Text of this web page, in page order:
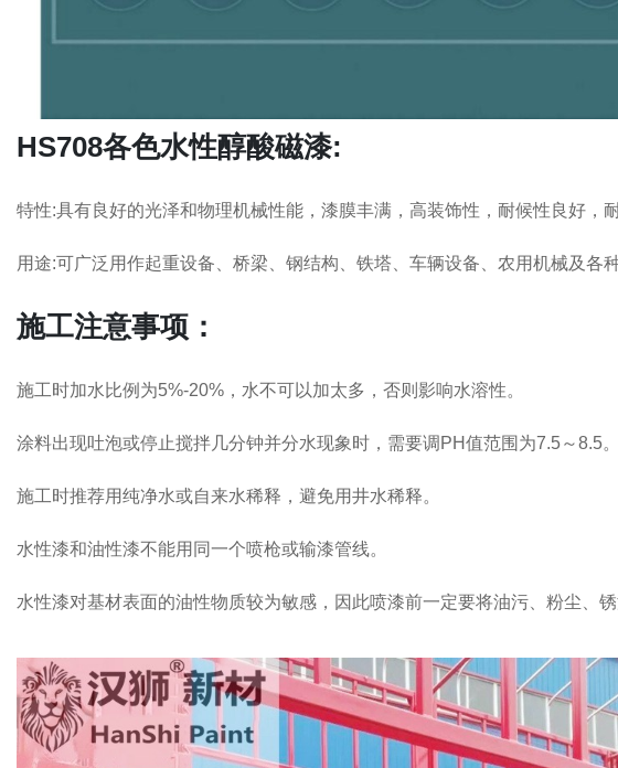
HS708各色水性醇酸磁漆:
特性:具有良好的光泽和物理机械性能，漆膜丰满，高装饰性，耐候性良好，
用途:可广泛用作起重设备、桥梁、钢结构、铁塔、车辆设备、农用机械及各
施工注意事项：
施工时加水比例为5%-20%，水不可以加太多，否则影响水溶性。
涂料出现吐泡或停止搅拌几分钟并分水现象时，需要调PH值范围为7.5～8.5。
施工时推荐用纯净水或自来水稀释，避免用井水稀释。
水性漆和油性漆不能用同一个喷枪或输漆管线。
水性漆对基材表面的油性物质较为敏感，因此喷漆前一定要将油污、粉尘、锈